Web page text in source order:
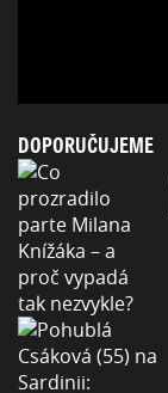
DOPORUČUJEME